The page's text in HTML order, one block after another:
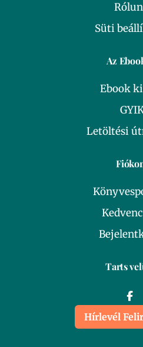
Süti
Az
Ebook
Letöltési
Tarts
Hírlevél